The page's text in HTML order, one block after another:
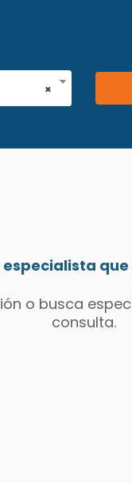
×
o busca
consulta.